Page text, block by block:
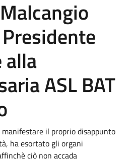
alla
ASL BAT
il proprio disappunto
ha esortato gli organi
ciò non accada